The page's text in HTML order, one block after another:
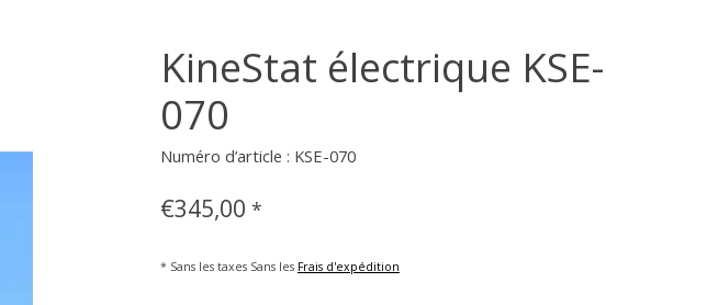
KineStat électrique KSE-
070
Numéro d’article : KSE-070
€345,00 *
* Sans les taxes Sans les Frais d'expédition